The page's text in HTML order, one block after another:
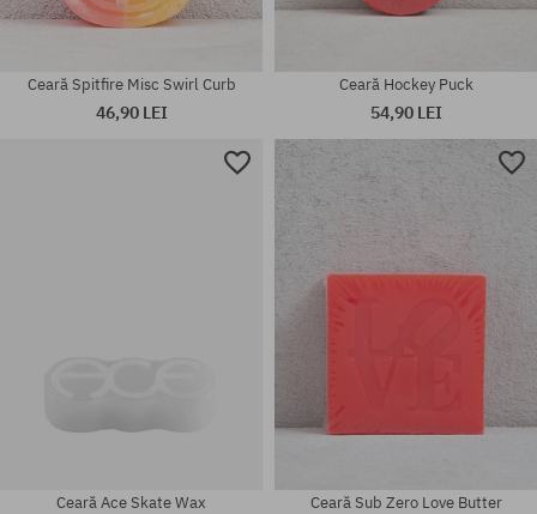
mărime universală
Ceară Spitfire Misc Swirl Curb
46,90 LEI
Ceară Hockey Puck
54,90 LEI
Ceară Ace Skate Wax Ceară Sub Zero Love Butter